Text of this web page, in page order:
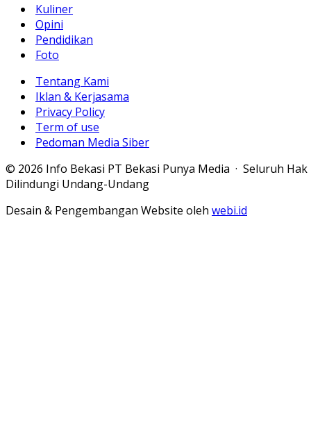
Kuliner
Opini
Pendidikan
Foto
Tentang Kami
Iklan & Kerjasama
Privacy Policy
Term of use
Pedoman Media Siber
© 2026 Info Bekasi PT Bekasi Punya Media · Seluruh Hak
Dilindungi Undang-Undang
Desain & Pengembangan Website oleh webi.id